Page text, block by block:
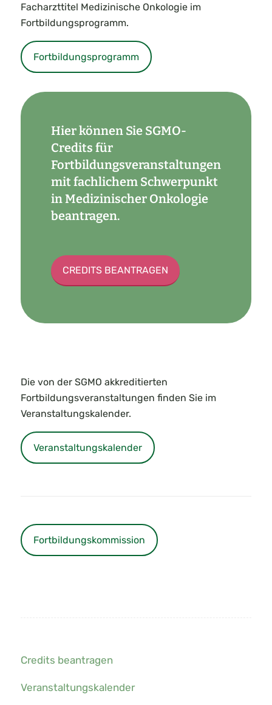
Facharzttitel Medizinische Onkologie im
Fortbildungsprogramm.
Fortbildungsprogramm
Hier können Sie SGMO-
Credits für
Fortbildungsveranstaltungen
mit fachlichem Schwerpunkt
in Medizinischer Onkologie
beantragen.
CREDITS BEANTRAGEN
Die von der SGMO akkreditierten
Fortbildungsveranstaltungen finden Sie im
Veranstaltungskalender.
Veranstaltungskalender
Fortbildungskommission
Credits beantragen
Veranstaltungskalender